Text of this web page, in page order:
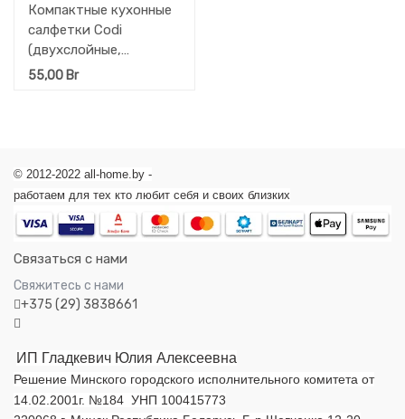
Компактные кухонные
салфетки Codi
(двухслойные,
тиснёные) 4
55,00 Br
© 2012-2022 all-home.by -
работаем для тех кто любит себя и своих близких
Связаться с нами
Свяжитесь с нами
+375 (29) 3838661
ИП Гладкевич Юлия Алексеевна
Решение Минского городского исполнительного комитета от
14.02.2001г. №184 УНП 100415773